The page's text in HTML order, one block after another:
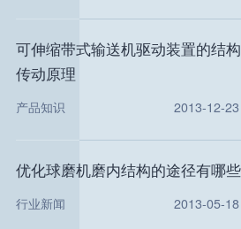
可伸缩带式输送机驱动装置的结
传动原理
产品知识 2013-12-23
优化球磨机磨内结构的途径有哪
行业新闻 2013-05-18